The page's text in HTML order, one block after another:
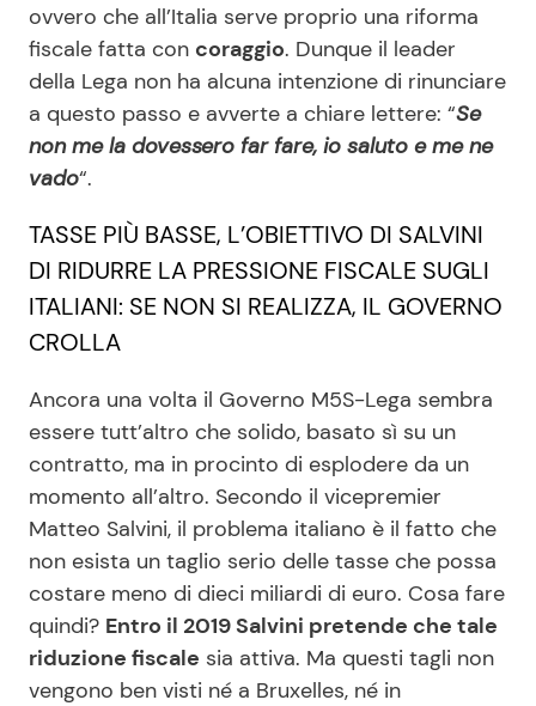
Seguici
Info
Chi siamo
Disclaimer e Privacy
Redazione
Contattaci
Pubblicità
Privacy Policy
ovvero che all’Italia serve proprio una riforma
fiscale fatta con coraggio. Dunque il leader
della Lega non ha alcuna intenzione di rinunciare
a questo passo e avverte a chiare lettere: “Se
non me la dovessero far fare, io saluto e me ne
vado“.
TASSE PIÙ BASSE, L’OBIETTIVO DI SALVINI
DI RIDURRE LA PRESSIONE FISCALE SUGLI
ITALIANI: SE NON SI REALIZZA, IL GOVERNO
CROLLA
Ancora una volta il Governo M5S-Lega sembra
essere tutt’altro che solido, basato sì su un
contratto, ma in procinto di esplodere da un
momento all’altro. Secondo il vicepremier
Matteo Salvini, il problema italiano è il fatto che
non esista un taglio serio delle tasse che possa
costare meno di dieci miliardi di euro. Cosa fare
quindi? Entro il 2019 Salvini pretende che tale
riduzione fiscale sia attiva. Ma questi tagli non
vengono ben visti né a Bruxelles, né in